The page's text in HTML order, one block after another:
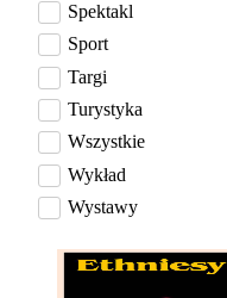
Spektakl
Sport
Targi
Turystyka
Wszystkie
Wykład
Wystawy